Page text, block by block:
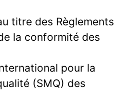
titre des Règlements
la conformité des
pour la
(SMQ) des